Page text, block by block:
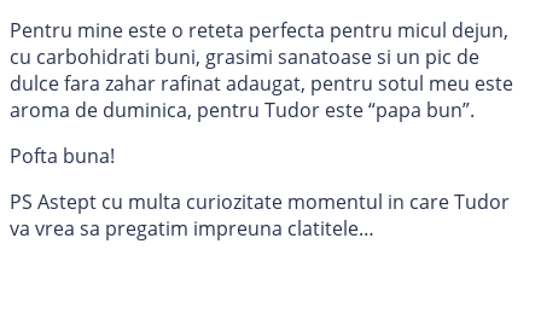
Pentru mine este o reteta perfecta pentru micul dejun,
cu carbohidrati buni, grasimi sanatoase si un pic de
dulce fara zahar rafinat adaugat, pentru sotul meu este
aroma de duminica, pentru Tudor este “papa bun”.
Pofta buna!
PS Astept cu multa curiozitate momentul in care Tudor
va vrea sa pregatim impreuna clatitele…